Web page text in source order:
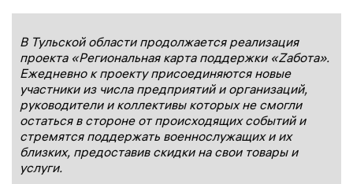
В Тульской области продолжается реализация
проекта «Региональная карта поддержки «Zабота».
Ежедневно к проекту присоединяются новые
участники из числа предприятий и организаций,
руководители и коллективы которых не смогли
остаться в стороне от происходящих событий и
стремятся поддержать военнослужащих и их
близких, предоставив скидки на свои товары и
услуги.